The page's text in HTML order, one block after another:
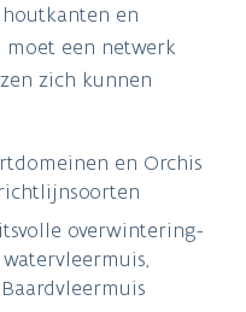
en
een netwerk
zich kunnen
en Orchis
overwintering-